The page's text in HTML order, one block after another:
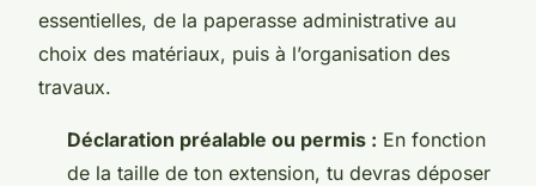
essentielles, de la paperasse administrative au
choix des matériaux, puis à l’organisation des
travaux.
Déclaration préalable ou permis : En fonction
de la taille de ton extension, tu devras déposer